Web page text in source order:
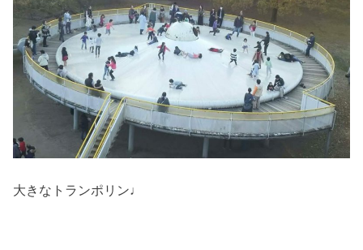
大きなトランポリン♩